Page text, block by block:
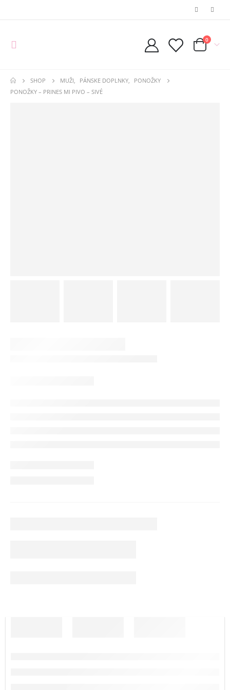
0
SHOP MUŽI, PÁNSKE DOPLNKY,
PONOŽKY
PONOŽKY – PRINES MI PIVO – SIVÉ